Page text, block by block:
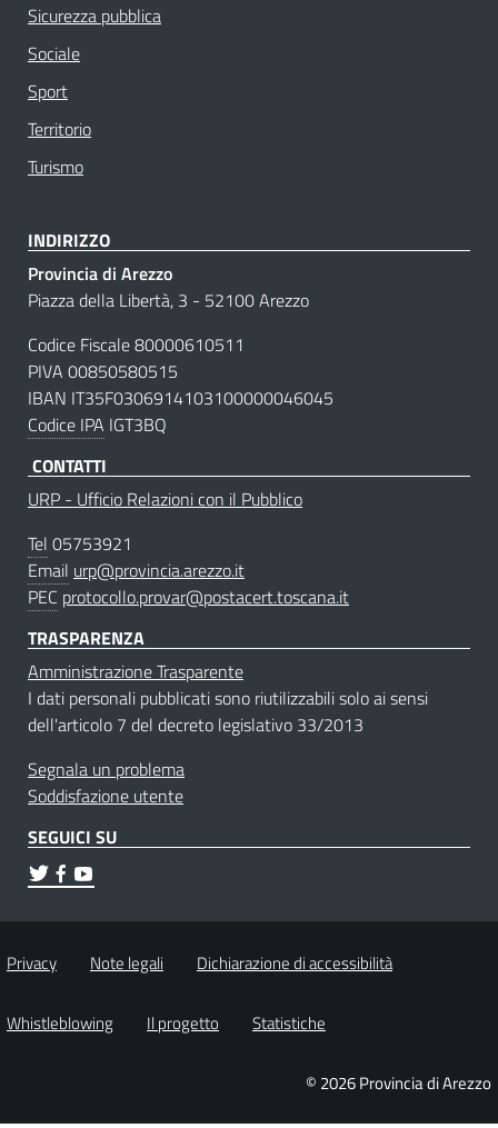
Sicurezza pubblica
Sociale
Sport
Territorio
Turismo
INDIRIZZO
Provincia di Arezzo
Piazza della Libertà, 3 - 52100 Arezzo
Codice Fiscale 80000610511
PIVA 00850580515
IBAN IT35F0306914103100000046045
Codice IPA IGT3BQ
CONTATTI
URP - Ufficio Relazioni con il Pubblico
Tel 05753921
Email urp@provincia.arezzo.it
PEC protocollo.provar@postacert.toscana.it
TRASPARENZA
Amministrazione Trasparente
I dati personali pubblicati sono riutilizzabili solo ai sensi
dell'articolo 7 del decreto legislativo 33/2013
Segnala un problema
Soddisfazione utente
SEGUICI SU
Privacy Note legali Dichiarazione di accessibilità
Whistleblowing Il progetto Statistiche
© 2026 Provincia di Arezzo